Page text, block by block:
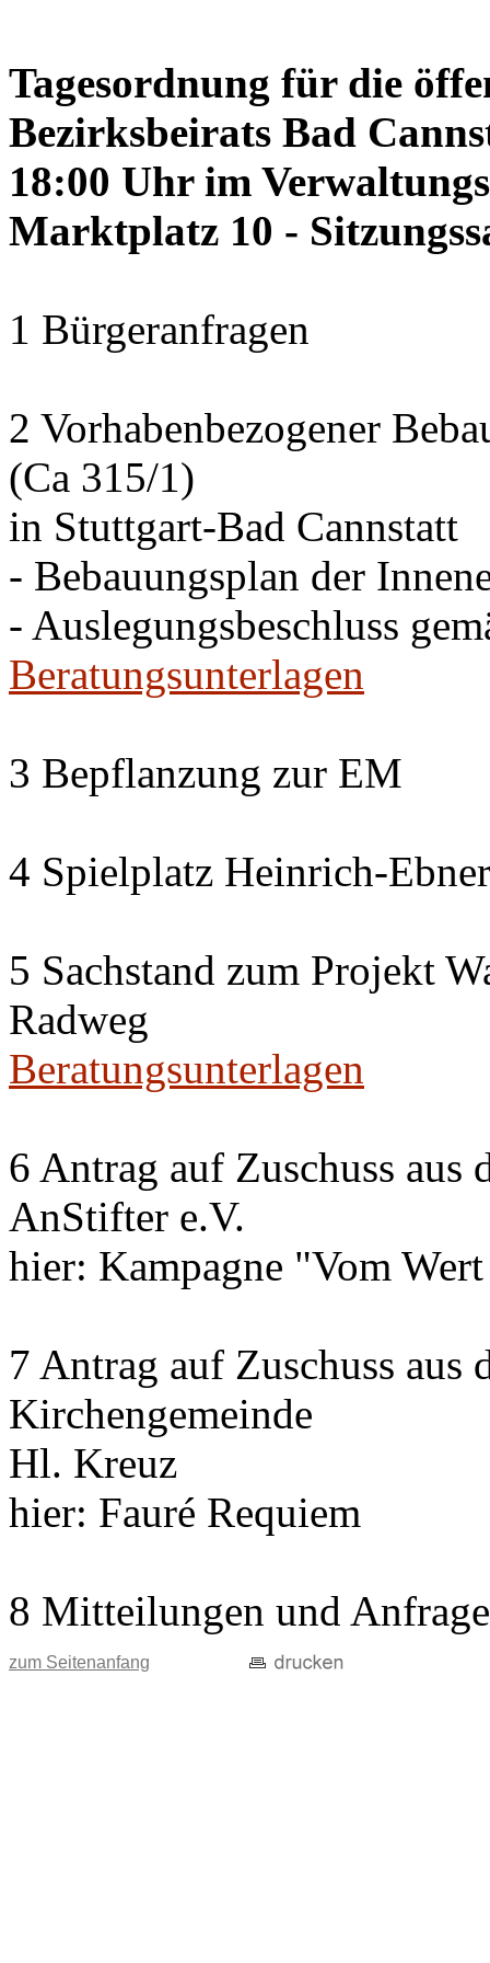
Tagesordnung für die
Bezirksbeirats Bad
18:00 Uhr im
Marktplatz 10 -
1 Bürgeranfragen
2 Vorhabenbezogener
(Ca 315/1)
in Stuttgart-Bad Cannstatt
- Bebauungsplan der
- Auslegungsbeschluss
Beratungsunterlagen
3 Bepflanzung zur EM
4 Spielplatz Heinrich-
5 Sachstand zum Projekt
Radweg
Beratungsunterlagen
6 Antrag auf Zuschuss aus
AnStifter e.V.
hier: Kampagne "Vom
7 Antrag auf Zuschuss
Kirchengemeinde
Hl. Kreuz
hier: Fauré Requiem
8 Mitteilungen und
zum Seitenanfang